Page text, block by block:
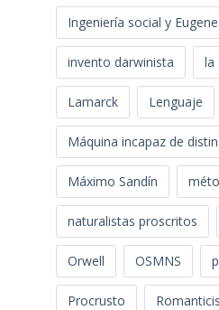
Ingeniería social y
invento darwinista la
Lamarck Lenguaje
Máquina incapaz de
Máximo Sandín
naturalistas proscritos
Orwell OSMNS
Procrusto